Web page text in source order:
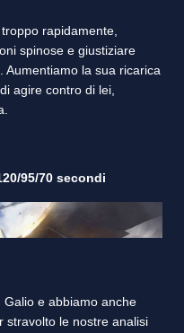
rapidamente,
spinose e giustiziare
Aumentiamo la sua ricarica
agire contro di lei,
95/70 secondi
e abbiamo anche
stravolto le nostre analisi